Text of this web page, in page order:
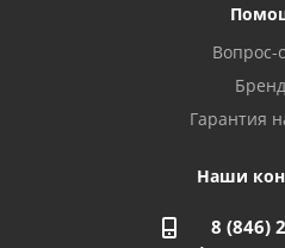
Азнакаево, ул. Булгар, 2.
Стерлитамак, ул.
Магнитогорск, ул. Труда, 14
Вопрос-
Гарантия
Наши
8 (846)